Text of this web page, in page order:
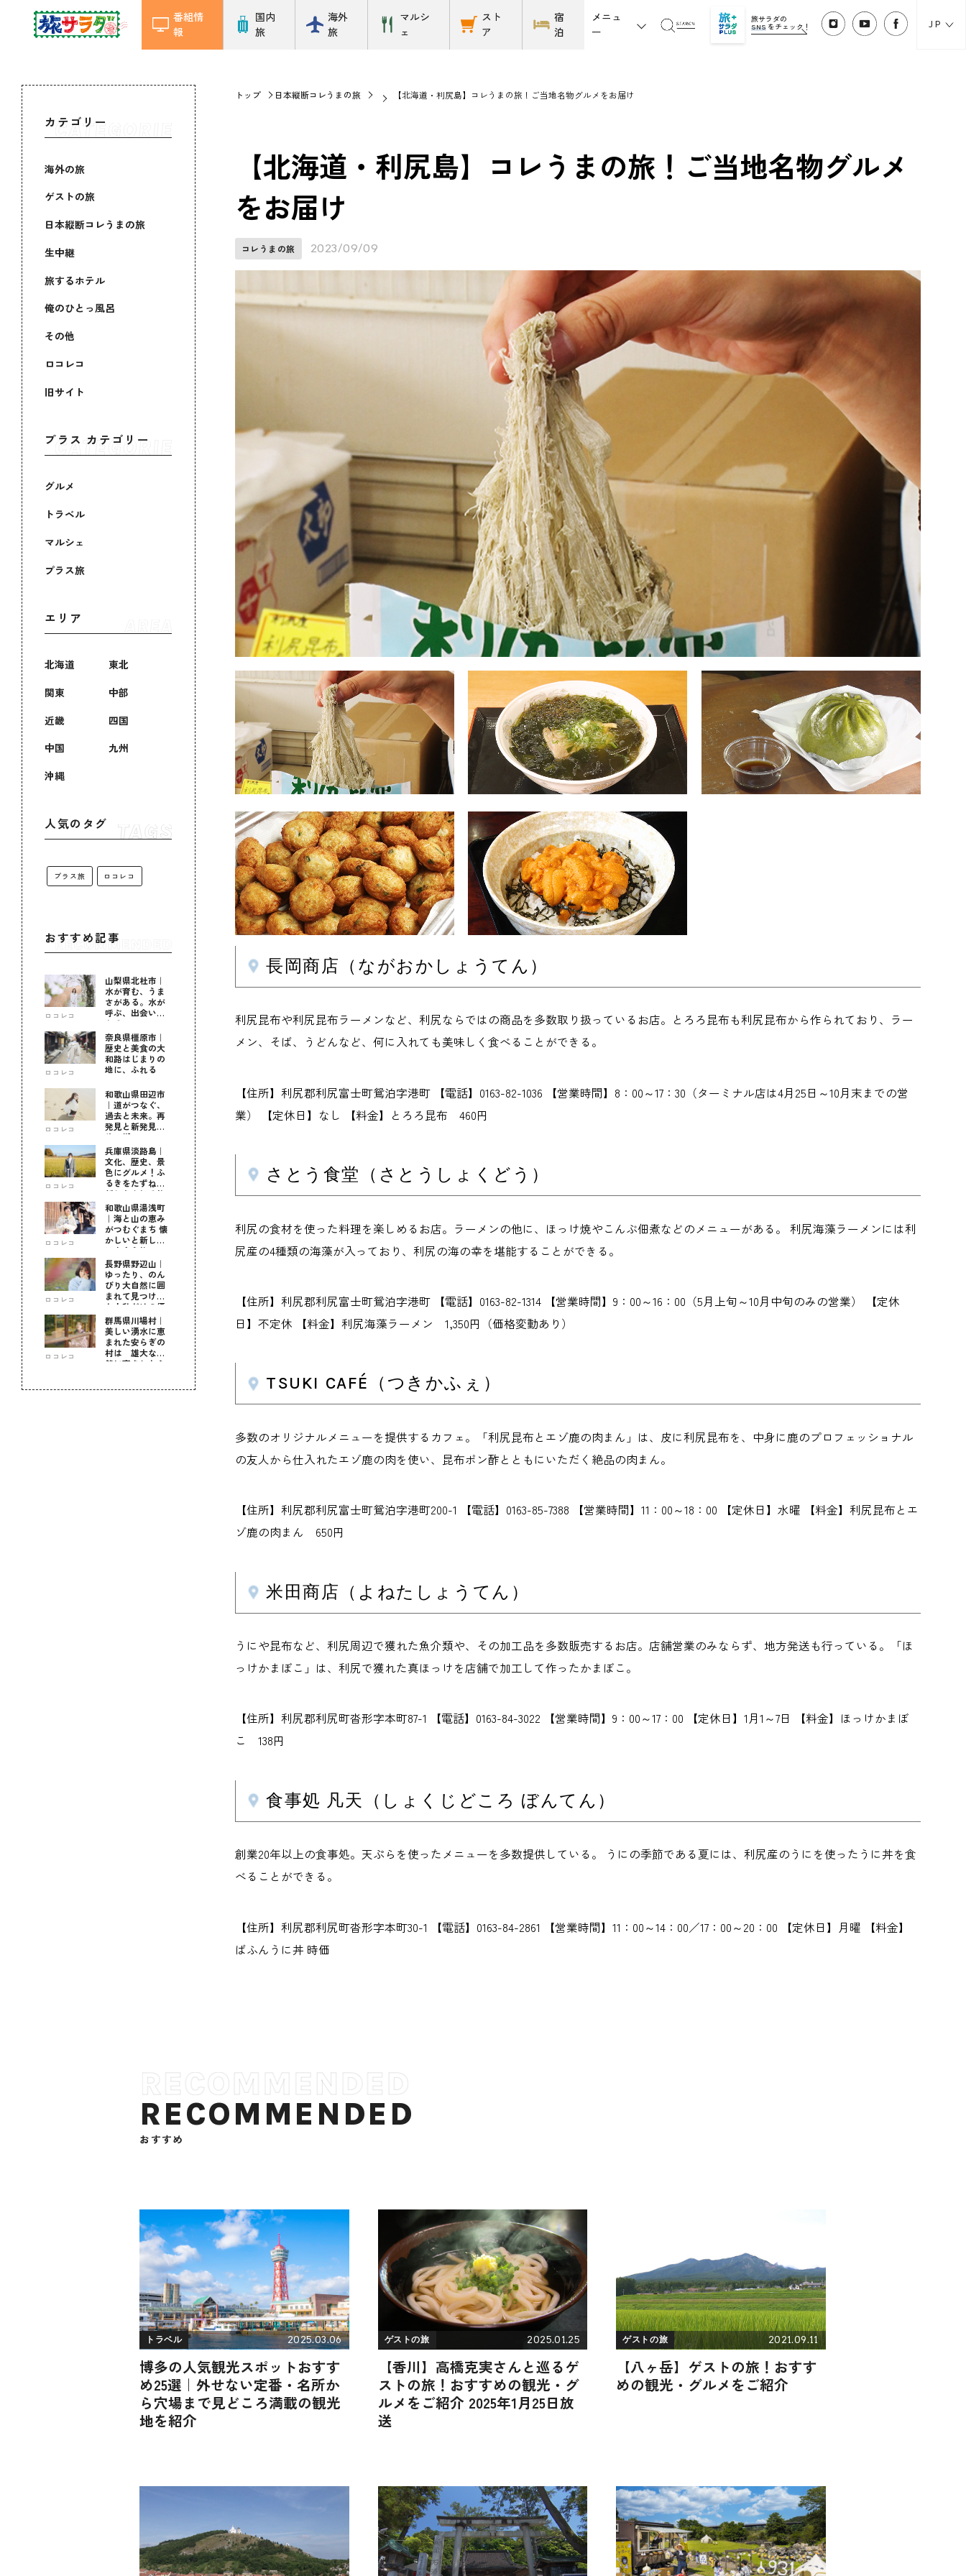
番組情
報
国内
旅
海外
旅
マルシ
ェ
スト
ア
宿
泊
メニュ
ー
旅サラダの
SNS をチェック！ JP
カテゴリー
海外の旅
ゲストの旅
日本縦断コレうまの旅
生中継
旅するホテル
俺のひとっ風呂
その他
ロコレコ
旧サイト
プラス カテゴリー
グルメ
トラベル
マルシェ
プラス旅
エリア
北海道
東北
関東
中部
近畿
四国
中国
九州
沖縄
人気のタグ
プラス旅 ロコレコ
おすすめ記事
ロコレコ
山梨県北杜市｜
水が育む、うま
さがある。水が
呼ぶ、出会いが
ある。
ロコレコ
奈良県橿原市｜
歴史と美食の大
和路はじまりの
地に、ふれる
ロコレコ
和歌山県田辺市
｜道がつなぐ、
過去と未来。再
発見と新発見の
待つ街へ
ロコレコ
兵庫県淡路島｜
文化、歴史、景
色にグルメ！ふ
るきをたずねて
新しきを知る旅
ロコレコ
和歌山県湯浅町
｜海と山の恵み
がつむぐまち 懐
かしいと新しい
に出会う旅
ロコレコ
長野県野辺山｜
ゆったり、のん
びり大自然に囲
まれて見つけ
た！私だけの優
しい自分時間
ロコレコ
群馬県川場村｜
美しい湧水に恵
まれた安らぎの
村は 雄大な自
然に育まれた心
トップ 日本縦断コレうまの旅 【北海道・利尻島】コレうまの旅！ご当地名物グルメをお届け
【北海道・利尻島】コレうまの旅！ご当地名物グルメ
をお届け
コレうまの旅 2023/09/09
長岡商店（ながおかしょうてん）
利尻昆布や利尻昆布ラーメンなど、利尻ならではの商品を多数取り扱っているお店。とろろ昆布も利尻昆布から作られており、ラー
メン、そば、うどんなど、何に入れても美味しく食べることができる。
【住所】利尻郡利尻富士町鴛泊字港町 【電話】0163-82-1036 【営業時間】8：00～17：30（ターミナル店は4月25日～10月末までの営
業） 【定休日】なし 【料金】とろろ昆布 460円
さとう食堂（さとうしょくどう）
利尻の食材を使った料理を楽しめるお店。ラーメンの他に、ほっけ焼やこんぶ佃煮などのメニューがある。 利尻海藻ラーメンには利
尻産の4種類の海藻が入っており、利尻の海の幸を堪能することができる。
【住所】利尻郡利尻富士町鴛泊字港町 【電話】0163-82-1314 【営業時間】9：00～16：00（5月上旬～10月中旬のみの営業） 【定休
日】不定休 【料金】利尻海藻ラーメン 1,350円（価格変動あり）
TSUKI CAFÉ（つきかふぇ）
多数のオリジナルメニューを提供するカフェ。「利尻昆布とエゾ鹿の肉まん」は、皮に利尻昆布を、中身に鹿のプロフェッショナル
の友人から仕入れたエゾ鹿の肉を使い、昆布ポン酢とともにいただく絶品の肉まん。
【住所】利尻郡利尻富士町鴛泊字港町200-1 【電話】0163-85-7388 【営業時間】11：00～18：00 【定休日】水曜 【料金】利尻昆布とエ
ゾ鹿の肉まん 650円
米田商店（よねたしょうてん）
うにや昆布など、利尻周辺で獲れた魚介類や、その加工品を多数販売するお店。店舗営業のみならず、地方発送も行っている。「ほ
っけかまぼこ」は、利尻で獲れた真ほっけを店舗で加工して作ったかまぼこ。
【住所】利尻郡利尻町沓形字本町87-1 【電話】0163-84-3022 【営業時間】9：00～17：00 【定休日】1月1～7日 【料金】ほっけかまぼ
こ 138円
食事処 凡天（しょくじどころ ぼんてん）
創業20年以上の食事処。天ぷらを使ったメニューを多数提供している。 うにの季節である夏には、利尻産のうにを使ったうに丼を食
べることができる。
【住所】利尻郡利尻町沓形字本町30-1 【電話】0163-84-2861 【営業時間】11：00～14：00／17：00～20：00 【定休日】月曜 【料金】
ばふんうに丼 時価
RECOMMENDED
おすすめ
トラベル 2025.03.06
博多の人気観光スポットおすす
め25選｜外せない定番・名所か
ら穴場まで見どころ満載の観光
地を紹介
ゲストの旅 2025.01.25
【香川】高橋克実さんと巡るゲ
ストの旅！おすすめの観光・グ
ルメをご紹介 2025年1月25日放
送
ゲストの旅 2021.09.11
【八ヶ岳】ゲストの旅！おすす
めの観光・グルメをご紹介